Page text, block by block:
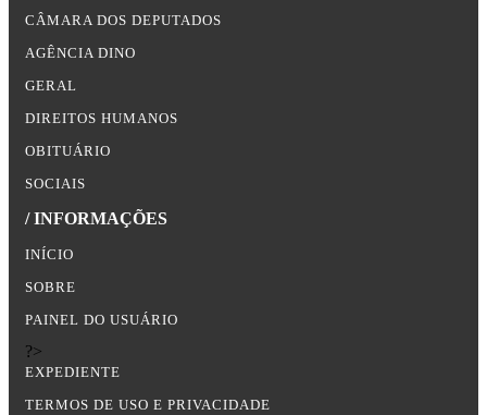
CÂMARA DOS DEPUTADOS
AGÊNCIA DINO
GERAL
DIREITOS HUMANOS
OBITUÁRIO
SOCIAIS
/ INFORMAÇÕES
INÍCIO
SOBRE
PAINEL DO USUÁRIO
?>
EXPEDIENTE
TERMOS DE USO E PRIVACIDADE